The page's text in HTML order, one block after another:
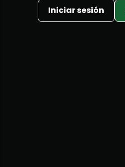
Iniciar sesión